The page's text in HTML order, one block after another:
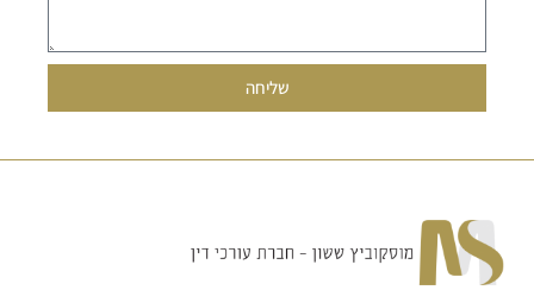
שליחה